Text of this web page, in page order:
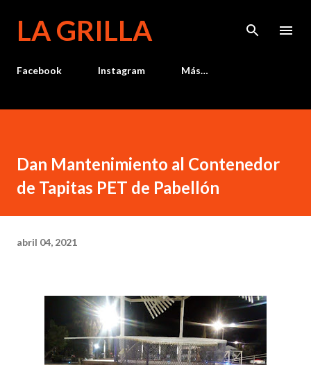
LA GRILLA
Facebook Instagram Más…
Dan Mantenimiento al Contenedor
de Tapitas PET de Pabellón
abril 04, 2021